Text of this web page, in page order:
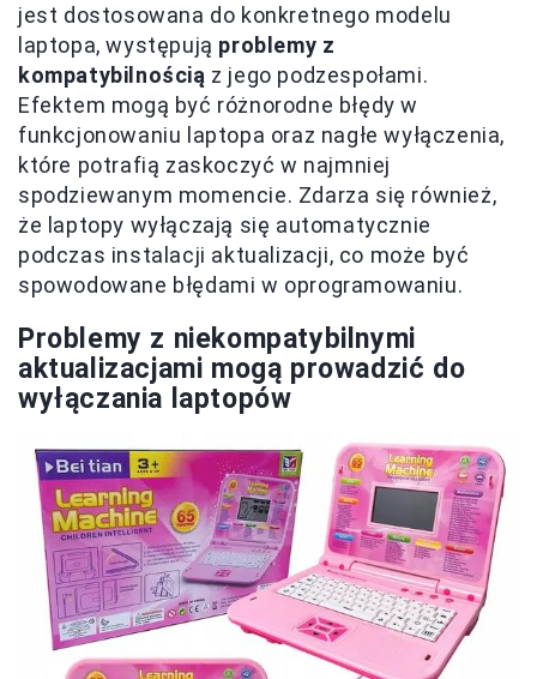
jest dostosowana do konkretnego modelu
laptopa, występują problemy z
kompatybilnością z jego podzespołami.
Efektem mogą być różnorodne błędy w
funkcjonowaniu laptopa oraz nagłe wyłączenia,
które potrafią zaskoczyć w najmniej
spodziewanym momencie. Zdarza się również,
że laptopy wyłączają się automatycznie
podczas instalacji aktualizacji, co może być
spowodowane błędami w oprogramowaniu.
Problemy z niekompatybilnymi
aktualizacjami mogą prowadzić do
wyłączania laptopów